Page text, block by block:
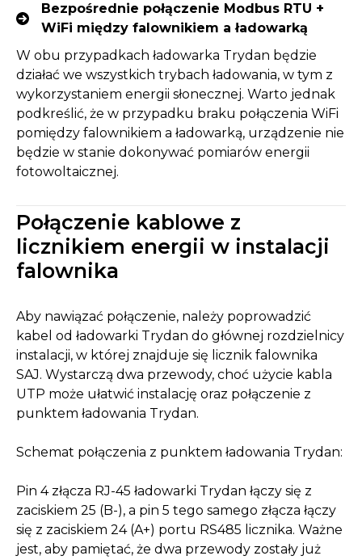
Bezpośrednie połączenie Modbus RTU +
WiFi między falownikiem a ładowarką
W obu przypadkach ładowarka Trydan będzie
działać we wszystkich trybach ładowania, w tym z
wykorzystaniem energii słonecznej. Warto jednak
podkreślić, że w przypadku braku połączenia WiFi
pomiędzy falownikiem a ładowarką, urządzenie nie
będzie w stanie dokonywać pomiarów energii
fotowoltaicznej.
Połączenie kablowe z
licznikiem energii w instalacji
falownika
Aby nawiązać połączenie, należy poprowadzić
kabel od ładowarki Trydan do głównej rozdzielnicy
instalacji, w której znajduje się licznik falownika
SAJ. Wystarczą dwa przewody, choć użycie kabla
UTP może ułatwić instalację oraz połączenie z
punktem ładowania Trydan.
Schemat połączenia z punktem ładowania Trydan:
Pin 4 złącza RJ-45 ładowarki Trydan łączy się z
zaciskiem 25 (B-), a pin 5 tego samego złącza łączy
się z zaciskiem 24 (A+) portu RS485 licznika. Ważne
jest, aby pamiętać, że dwa przewody zostały już